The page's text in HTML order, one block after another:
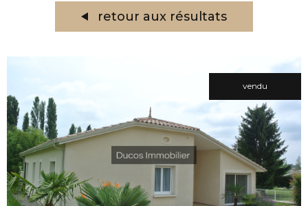
retour aux résultats
vendu